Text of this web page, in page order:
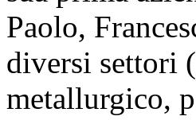
Paolo,
diversi settori
metallurgico,